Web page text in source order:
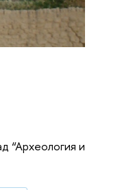
“Археология и